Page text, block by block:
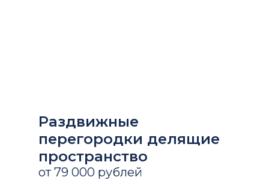
Раздвижные
перегородки делящие
пространство
от 79 000 рублей